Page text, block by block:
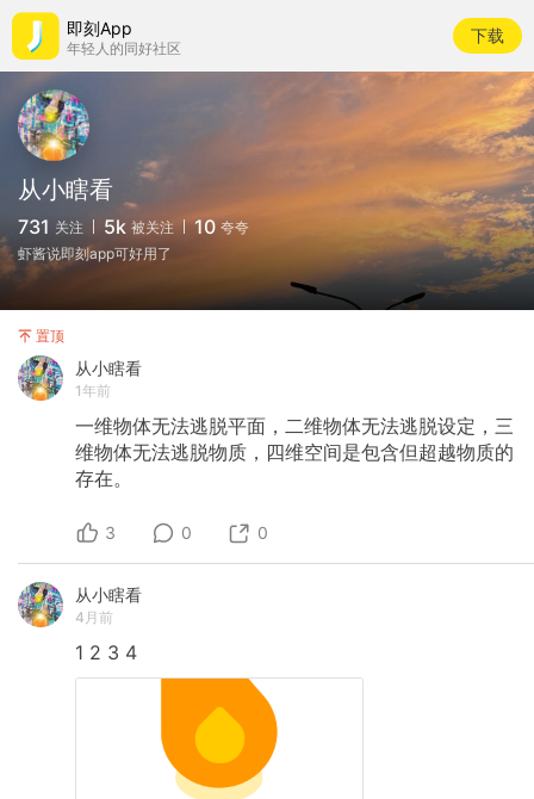
即刻App
年轻人的同好社区
下载
从小瞎看
731 关注 5k 被关注 10 夸夸
虾酱说即刻app可好用了
置顶
从小瞎看
1年前
一维物体无法逃脱平面，二维物体无法逃脱设定，三
维物体无法逃脱物质，四维空间是包含但超越物质的
存在。
3 0 0
从小瞎看
4月前
1 2 3 4